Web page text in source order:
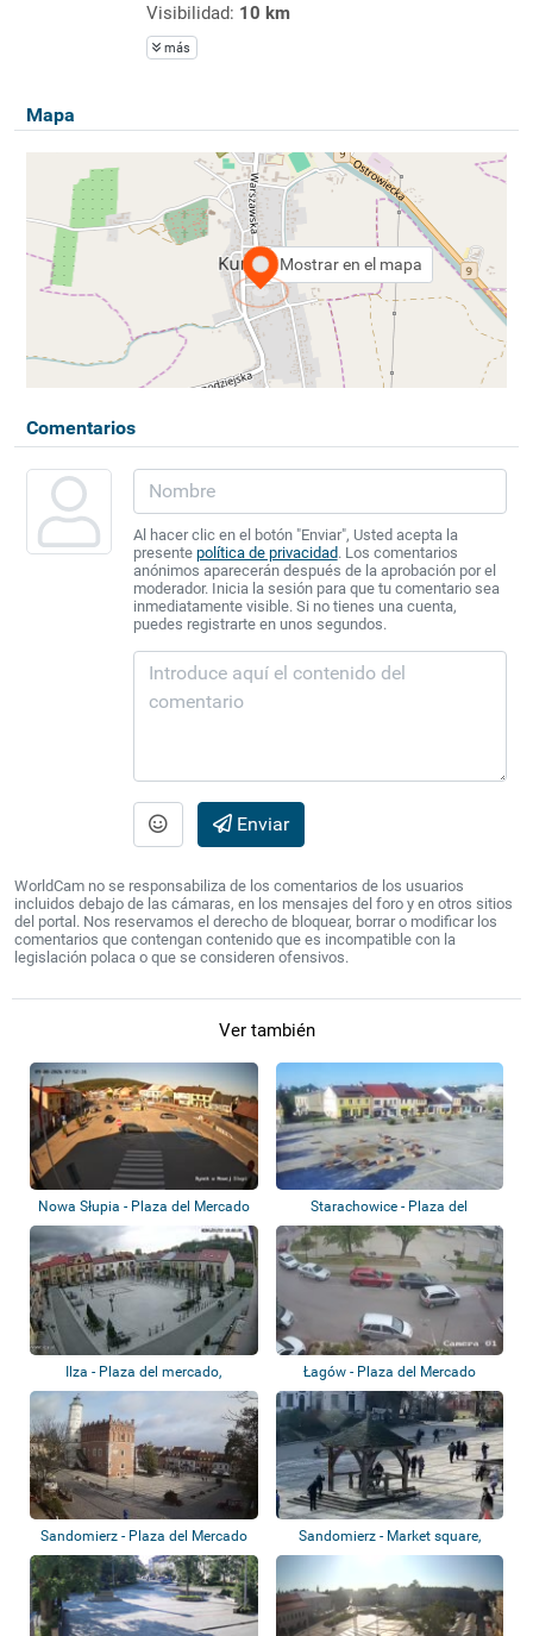
Visibilidad: 10 km
más
Mapa
Mostrar en el mapa
Comentarios
Al hacer clic en el botón "Enviar", Usted acepta la
presente política de privacidad. Los comentarios
anónimos aparecerán después de la aprobación por el
moderador. Inicia la sesión para que tu comentario sea
inmediatamente visible. Si no tienes una cuenta,
puedes registrarte en unos segundos.
Enviar
WorldCam no se responsabiliza de los comentarios de los usuarios
incluidos debajo de las cámaras, en los mensajes del foro y en otros sitios
del portal. Nos reservamos el derecho de bloquear, borrar o modificar los
comentarios que contengan contenido que es incompatible con la
legislación polaca o que se consideren ofensivos.
Ver también
Nowa Słupia - Plaza del Mercado
Starachowice - Plaza del
mercado, parque...
Ilza - Plaza del mercado,
panorama de la...
Łagów - Plaza del Mercado
Sandomierz - Plaza del Mercado
Sandomierz - Market square,
Sokolnickieg...